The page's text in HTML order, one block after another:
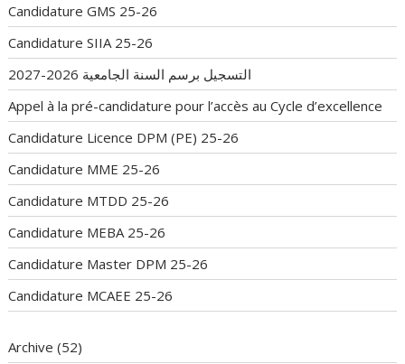
Candidature GMS 25-26
Candidature SIIA 25-26
التسجيل برسم السنة الجامعية 2026-2027
Appel à la pré-candidature pour l’accès au Cycle d’excellence
Candidature Licence DPM (PE) 25-26
Candidature MME 25-26
Candidature MTDD 25-26
Candidature MEBA 25-26
Candidature Master DPM 25-26
Candidature MCAEE 25-26
Archive (52)